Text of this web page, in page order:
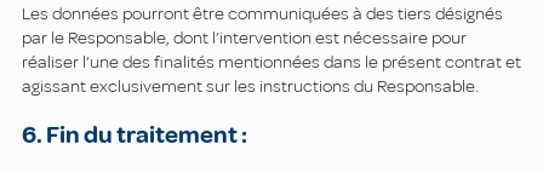
Les données pourront être communiquées à des tiers désignés
par le Responsable, dont l’intervention est nécessaire pour
réaliser l’une des finalités mentionnées dans le présent contrat et
agissant exclusivement sur les instructions du Responsable.
6. Fin du traitement :